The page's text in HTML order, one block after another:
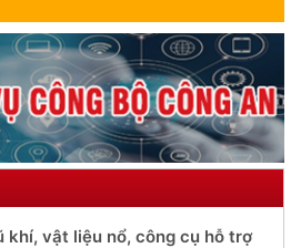
khí, vật liệu nổ, công cụ hỗ trợ